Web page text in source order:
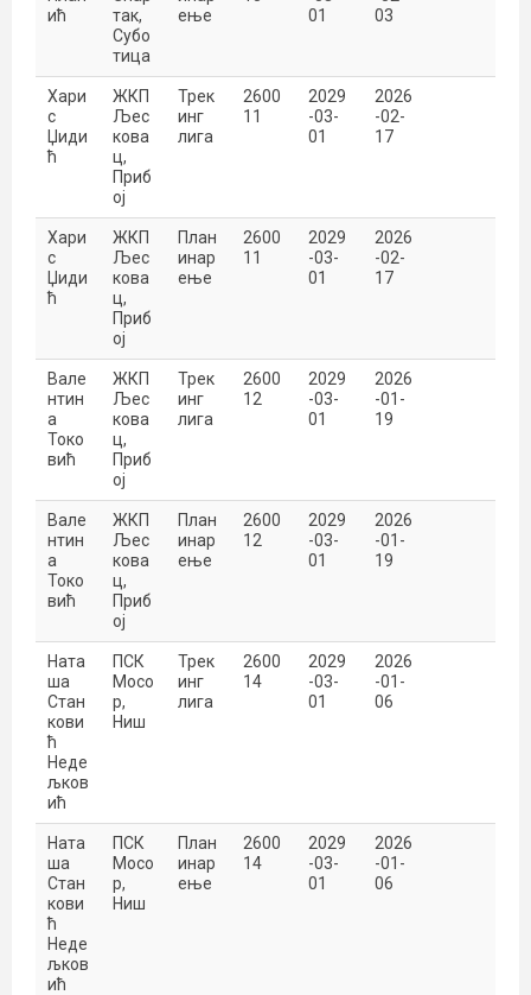
ић
так,
Субо
тица
ење
01
03
Хари
с
Џиди
ћ
ЖКП
Љес
кова
ц,
Приб
ој
Трек
инг
лига
2600
11
2029
-03-
01
2026
-02-
17
Хари
с
Џиди
ћ
ЖКП
Љес
кова
ц,
Приб
ој
План
инар
ење
2600
11
2029
-03-
01
2026
-02-
17
Вале
нтин
а
Токо
вић
ЖКП
Љес
кова
ц,
Приб
ој
Трек
инг
лига
2600
12
2029
-03-
01
2026
-01-
19
Вале
нтин
а
Токо
вић
ЖКП
Љес
кова
ц,
Приб
ој
План
инар
ење
2600
12
2029
-03-
01
2026
-01-
19
Ната
ша
Стан
кови
ћ
Неде
љков
ић
ПСК
Мосо
р,
Ниш
Трек
инг
лига
2600
14
2029
-03-
01
2026
-01-
06
Ната
ша
Стан
кови
ћ
Неде
љков
ић
ПСК
Мосо
р,
Ниш
План
инар
ење
2600
14
2029
-03-
01
2026
-01-
06